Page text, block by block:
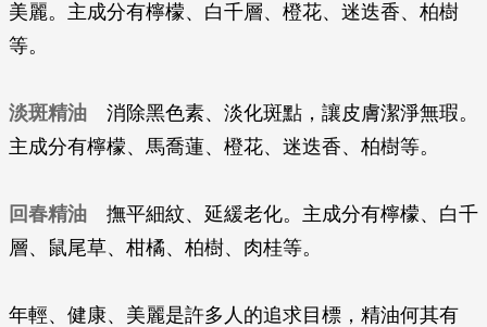
美麗。主成分有檸檬、白千層、橙花、迷迭香、柏樹
等。
淡斑精油 消除黑色素、淡化斑點，讓皮膚潔淨無瑕。
主成分有檸檬、馬喬蓮、橙花、迷迭香、柏樹等。
回春精油 撫平細紋、延緩老化。主成分有檸檬、白千
層、鼠尾草、柑橘、柏樹、肉桂等。
年輕、健康、美麗是許多人的追求目標，精油何其有